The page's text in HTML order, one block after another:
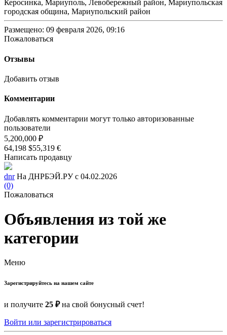
Керосинка, Мариуполь, Левобережный район, Мариупольская
городская община, Мариупольский район
Размещено: 09 февраля 2026, 09:16
Пожаловаться
Отзывы
Добавить отзыв
Комментарии
Добавлять комментарии могут только авторизованные
пользователи
5,200,000 ₽
64,198 $55,319 €
Написать продавцу
dnr На ДНРБЭЙ.РУ с 04.02.2026
(0)
Пожаловаться
Объявления из той же
категории
Меню
Зарегистрируйтесь на нашем сайте
и получите 25 ₽на свой бонусный счет!
Войти или зарегистрироваться